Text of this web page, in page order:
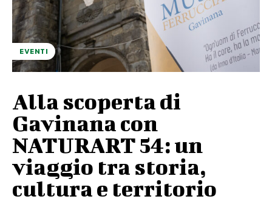
EVENTI
Alla scoperta di
Gavinana con
NATURART 54: un
viaggio tra storia,
cultura e territorio